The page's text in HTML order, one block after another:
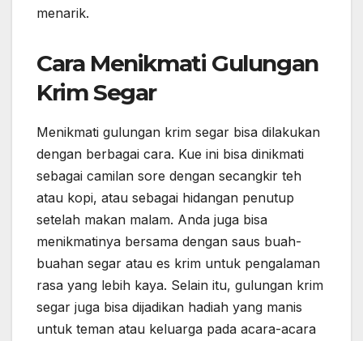
menarik.
Cara Menikmati Gulungan
Krim Segar
Menikmati gulungan krim segar bisa dilakukan
dengan berbagai cara. Kue ini bisa dinikmati
sebagai camilan sore dengan secangkir teh
atau kopi, atau sebagai hidangan penutup
setelah makan malam. Anda juga bisa
menikmatinya bersama dengan saus buah-
buahan segar atau es krim untuk pengalaman
rasa yang lebih kaya. Selain itu, gulungan krim
segar juga bisa dijadikan hadiah yang manis
untuk teman atau keluarga pada acara-acara